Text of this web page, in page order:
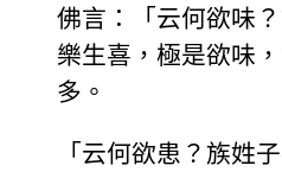
佛言：「云何欲味
樂生喜，極是欲味
多。
「云何欲患？族姓